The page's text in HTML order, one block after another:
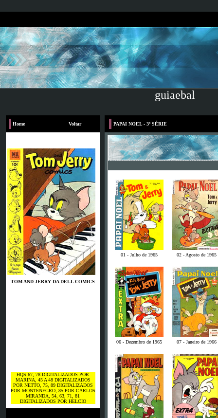
guiaebal
Home Voltar
TOM AND JERRY DA DELL COMICS
HQS 67, 78 DIGITALIZADOS POR
MARINA, 45 A 48 DIGITALIZADOS
POR NETTO, 75, 89 DIGITALIZADOS
POR MONTENEGRO, 85 POR CARLOS
MIRANDA, 54, 63, 71, 81
DIGITALIZADOS POR HELCIO
PAPAI NOEL - 3ª SÉRIE
01 - Julho de 1965 02 - Agosto de 1965
06 - Dezembro de 1965 07 - Janeiro de 1966